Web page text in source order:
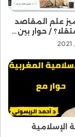
علم المقاصد
/ حوار بين…
الإسلامية